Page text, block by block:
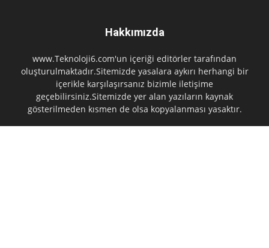
Hakkımızda
www.Teknoloji6.com'un içeriği editörler tarafından
oluşturulmaktadır.Sitemizde yasalara aykırı herhangi bir
içerikle karşılaşırsanız bizimle iletişime
geçebilirsiniz.Sitemizde yer alan yazıların kaynak
gösterilmeden kısmen de olsa kopyalanması yasaktır.